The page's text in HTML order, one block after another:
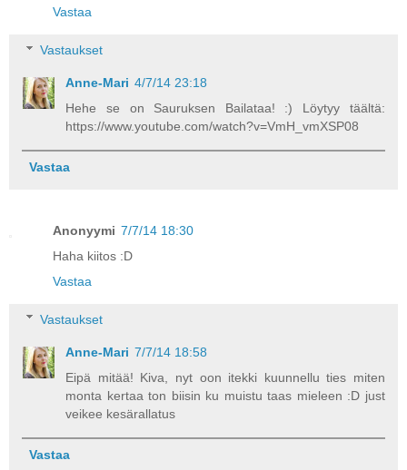
Vastaa
Vastaukset
Anne-Mari 4/7/14 23:18
Hehe se on Sauruksen Bailataa! :) Löytyy täältä:
https://www.youtube.com/watch?v=VmH_vmXSP08
Vastaa
Anonyymi 7/7/14 18:30
Haha kiitos :D
Vastaa
Vastaukset
Anne-Mari 7/7/14 18:58
Eipä mitää! Kiva, nyt oon itekki kuunnellu ties miten
monta kertaa ton biisin ku muistu taas mieleen :D just
veikee kesärallatus
Vastaa